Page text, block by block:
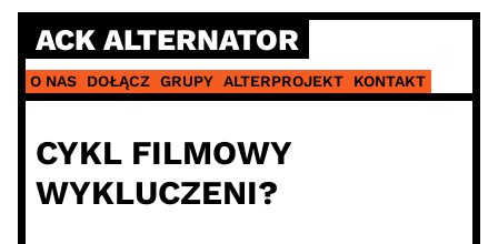
Skip
content
ACK ALTERNATOR
O NAS DOŁĄCZ GRUPY ALTERPROJEKT KONTAKT
CYKL FILMOWY
WYKLUCZENI?